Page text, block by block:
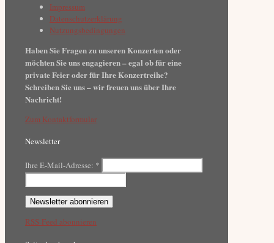
Impressum
Datenschutzerklärung
Nutzungsbedingungen
Haben Sie Fragen zu unseren Konzerten oder
möchten Sie uns engagieren – egal ob für eine
private Feier oder für Ihre Konzertreihe?
Schreiben Sie uns – wir freuen uns über Ihre
Nachricht!
Zum Kontaktformular
Newsletter
Ihre E-Mail-Adresse: *
RSS-Feed abonnieren